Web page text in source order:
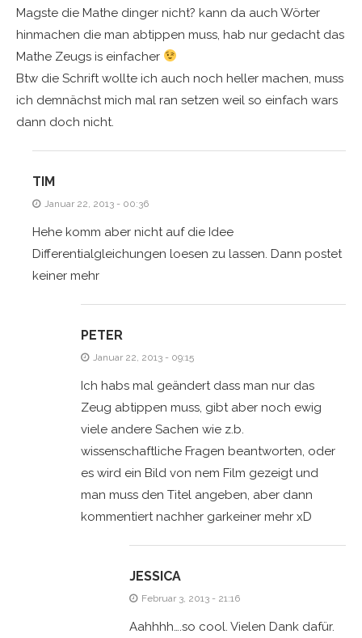
Magste die Mathe dinger nicht? kann da auch Wörter
hinmachen die man abtippen muss, hab nur gedacht das
Mathe Zeugs is einfacher
Btw die Schrift wollte ich auch noch heller machen, muss
ich demnächst mich mal ran setzen weil so einfach wars
dann doch nicht.
TIM
Januar 22, 2013 - 00:36
Hehe komm aber nicht auf die Idee
Differentialgleichungen loesen zu lassen. Dann postet
keiner mehr
PETER
Januar 22, 2013 - 09:15
Ich habs mal geändert dass man nur das
Zeug abtippen muss, gibt aber noch ewig
viele andere Sachen wie z.b.
wissenschaftliche Fragen beantworten, oder
es wird ein Bild von nem Film gezeigt und
man muss den Titel angeben, aber dann
kommentiert nachher garkeiner mehr xD
JESSICA
Februar 3, 2013 - 21:16
Aahhhh….so cool. Vielen Dank dafür.